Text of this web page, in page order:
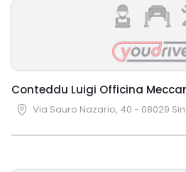
Conteddu Luigi Officina
Via Sauro Nazario, 40 - 08029